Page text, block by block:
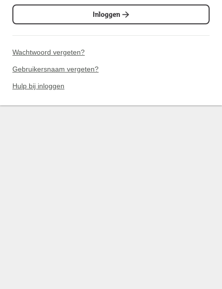
Inloggen
Wachtwoord vergeten?
Gebruikersnaam vergeten?
Hulp bij inloggen